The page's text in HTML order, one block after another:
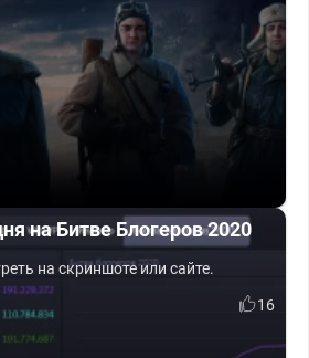
на Битве Блогеров 2020
на скриншоте или сайте.
16